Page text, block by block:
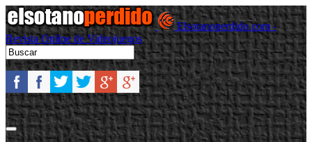
Elsotanoperdido.com -
Revista Online de Videojuegos